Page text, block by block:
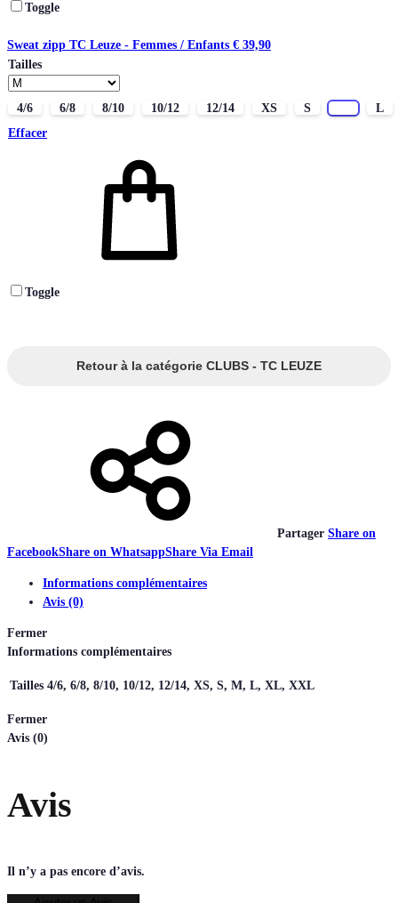
Toggle
Sweat zipp TC Leuze - Femmes / Enfants € 39,90
Tailles
4/6 6/8 8/10 10/12 12/14 XS S
L
Effacer
Toggle
Retour à la catégorie CLUBS - TC LEUZE
Partager Share on
FacebookShare on WhatsappShare Via Email
Informations complémentaires
Avis (0)
Fermer
Informations complémentaires
Tailles 4/6, 6/8, 8/10, 10/12, 12/14, XS, S, M, L, XL, XXL
Fermer
Avis (0)
Avis
Il n’y a pas encore d’avis.